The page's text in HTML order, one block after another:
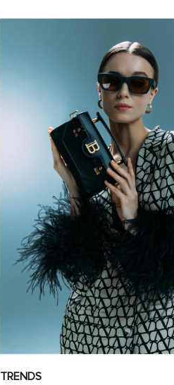
TRENDS